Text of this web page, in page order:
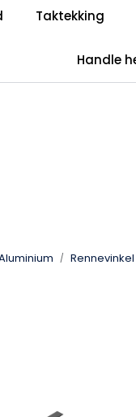
Enkelt
Taktekking
Handle
Rennevinkel